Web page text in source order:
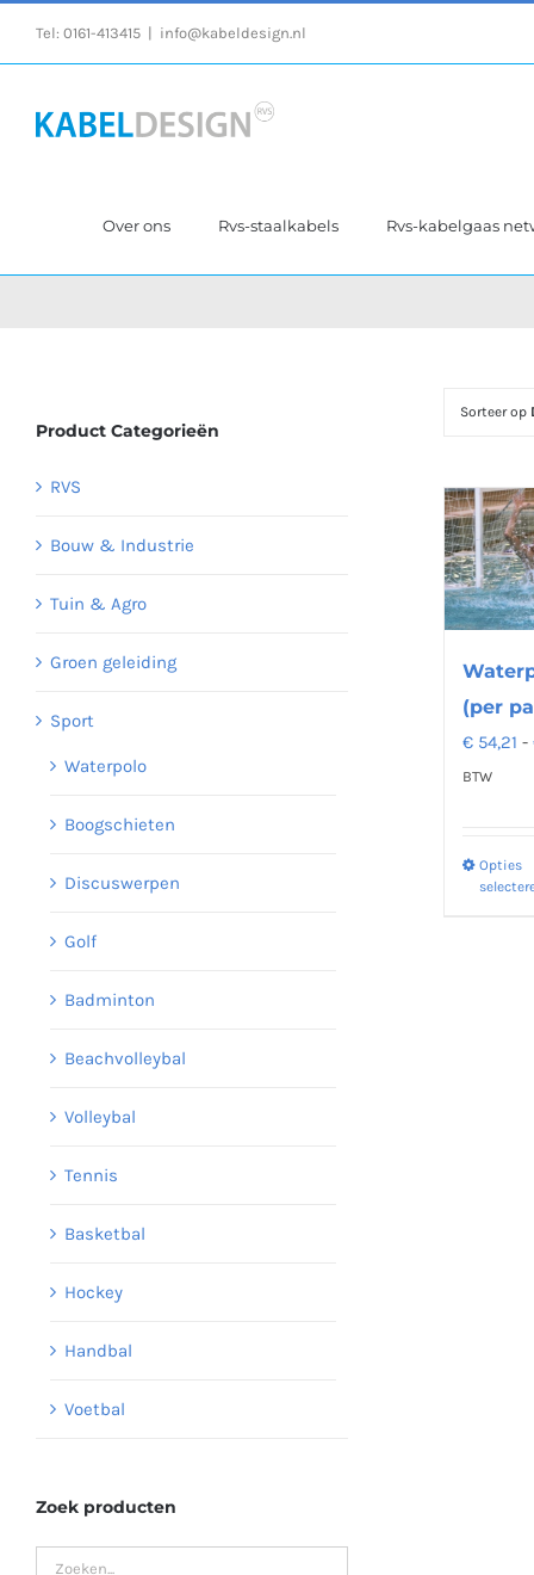
Tel: 0161-413415 info@kabeldesign.nl
Over ons Rvs-staalkabels Rvs-kabelgaas
Sorteer op
(per
€ 54,21 -
BTW
Opties
Product Categorieën
RVS
Bouw & Industrie
Tuin & Agro
Groen geleiding
Sport
Waterpolo
Boogschieten
Discuswerpen
Golf
Badminton
Beachvolleybal
Volleybal
Tennis
Basketbal
Hockey
Handbal
Voetbal
Zoek producten